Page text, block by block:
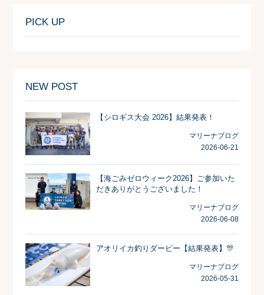
PICK UP
NEW POST
【シロギス大会 2026】結果発表！
マリーナブログ
2026-06-21
【海ごみゼロウィーク2026】ご参加いた
だきありがとうございました！
マリーナブログ
2026-06-08
アオリイカ釣りダービー【結果発表】🎊
マリーナブログ
2026-05-31